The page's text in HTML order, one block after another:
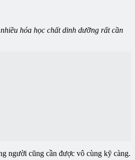
hóa học chất dinh dưỡng rất cần
người cũng cần được vô cùng kỹ càng.